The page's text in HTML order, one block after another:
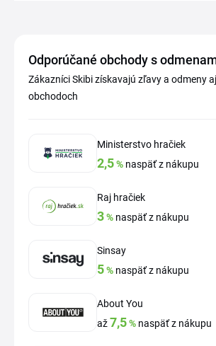
Odporúčané obchody s
Zákazníci Skibi získavajú zľavy a odmeny
obchodoch
Ministerstvo hračiek
2,5% naspäť z nákupu
Raj hračiek
3% naspäť z nákupu
Sinsay
5% naspäť z nákupu
About You
až7,5% naspäť z nákupu